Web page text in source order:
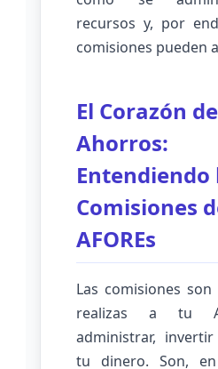
recursos y, por
comisiones pueden
El Corazón
Ahorros:
Entendiendo
Comisiones
AFOREs
Las comisiones
realizas a tu
administrar,
tu dinero. Son,